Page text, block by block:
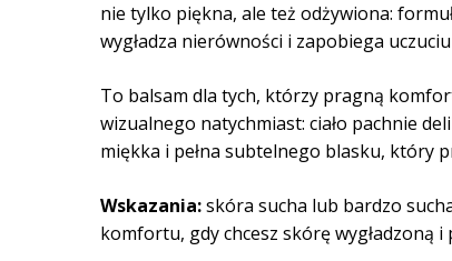
nie tylko piękna, ale też odżywiona:
wygładza nierówności i zapobiega
To balsam dla tych, którzy pragną
wizualnego natychmiast: ciało pachnie
miękka i pełna subtelnego blasku, który
Wskazania:skóra sucha lub bardzo
komfortu, gdy chcesz skórę wygładzoną